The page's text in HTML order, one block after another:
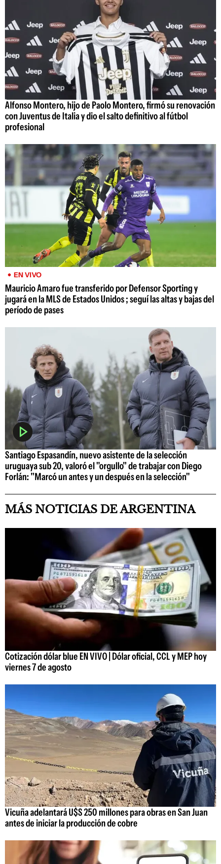
Alfonso Montero, hijo de Paolo Montero, firmó su renovación
con Juventus de Italia y dio el salto definitivo al fútbol
profesional
EN VIVO
Mauricio Amaro fue transferido por Defensor Sporting y
jugará en la MLS de Estados Unidos ; seguí las altas y bajas del
período de pases
Santiago Espasandín, nuevo asistente de la selección
uruguaya sub 20, valoró el "orgullo" de trabajar con Diego
Forlán: "Marcó un antes y un después en la selección"
MÁS NOTICIAS DE ARGENTINA
Cotización dólar blue EN VIVO | Dólar oficial, CCL y MEP hoy
viernes 7 de agosto
Vicuña adelantará U$S 250 millones para obras en San Juan
antes de iniciar la producción de cobre